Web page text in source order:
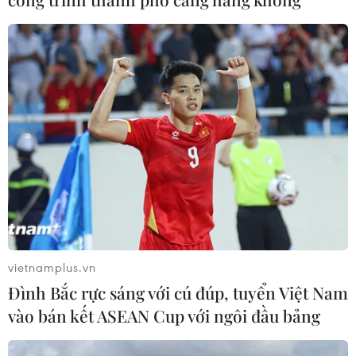
CƠ QUAN CHỦ QUẢN: THÔNG TẤN XÃ VIỆT NAM
Tổng Biên tập: TRẦN TIẾN DUẨN
Phó Tổng Biên tập: NGUYỄN THỊ TÁM, KHÚC THANH
THỦY
Sở hữu trí tuệ
Quy định sử dụng
RSS
Hỗ trợ
Ngôn ngữ
Dịch vụ tin
Quảng cáo
vietnamplus.vn
Đình Bắc rực sáng với cú đúp, tuyển Việt Nam
vào bán kết ASEAN Cup với ngôi đầu bảng